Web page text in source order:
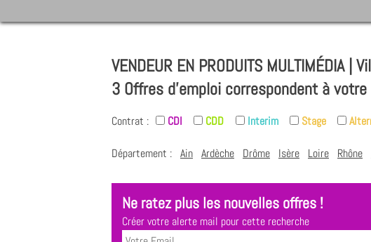
VENDEUR EN PRODUITS MULTIMÉDIA |
3 Offres d'emploi correspondent à
Contrat : CDI CDD Interim Stage
Département : Ain Ardèche Drôme Isère Loire Rhône
Ne ratez plus les nouvelles offres !
Créer votre alerte mail pour cette recherche